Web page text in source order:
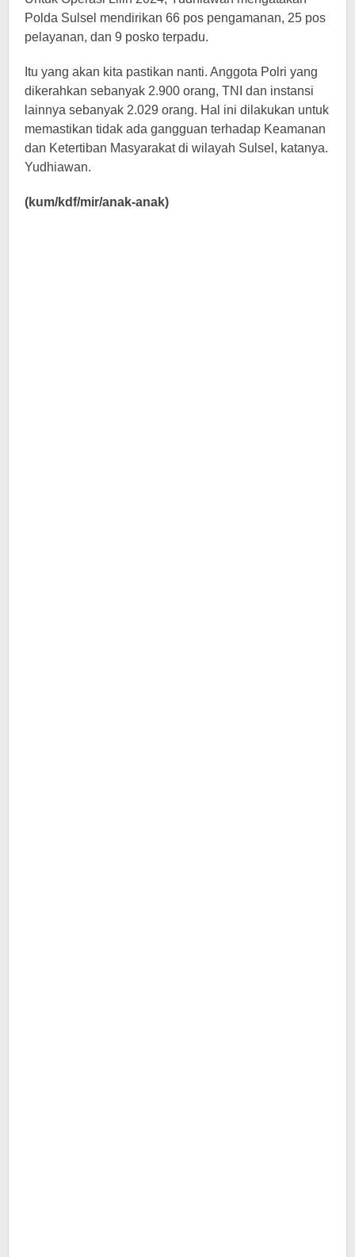
Polda Sulsel mendirikan 66 pos pengamanan, 25 pos
pelayanan, dan 9 posko terpadu.
Itu yang akan kita pastikan nanti. Anggota Polri yang
dikerahkan sebanyak 2.900 orang, TNI dan instansi
lainnya sebanyak 2.029 orang. Hal ini dilakukan untuk
memastikan tidak ada gangguan terhadap Keamanan
dan Ketertiban Masyarakat di wilayah Sulsel, katanya.
Yudhiawan.
(kum/kdf/mir/anak-anak)